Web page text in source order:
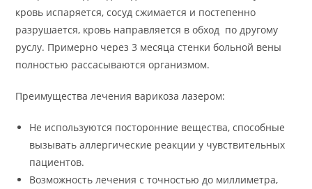
кровь испаряется, сосуд сжимается и постепенно
разрушается, кровь направляется в обход по другому
руслу. Примерно через 3 месяца стенки больной вены
полностью рассасываются организмом.
Преимущества лечения варикоза лазером:
Не используются посторонние вещества, способные
вызывать аллергические реакции у чувствительных
пациентов.
Возможность лечения с точностью до миллиметра,